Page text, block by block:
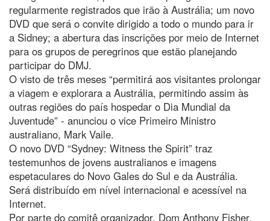
regularmente registrados que irão à Austrália; um novo
DVD que será o convite dirigido a todo o mundo para ir
a Sidney; a abertura das inscrições por meio de Internet
para os grupos de peregrinos que estão planejando
participar do DMJ.
O visto de três meses “permitirá aos visitantes prolongar
a viagem e explorara a Austrália, permitindo assim às
outras regiões do país hospedar o Dia Mundial da
Juventude” - anunciou o vice Primeiro Ministro
australiano, Mark Vaile.
O novo DVD “Sydney: Witness the Spirit” traz
testemunhos de jovens australianos e imagens
espetaculares do Novo Gales do Sul e da Austrália.
Será distribuído em nível internacional e acessível na
Internet.
Por parte do comitê organizador, Dom Anthony Fisher,